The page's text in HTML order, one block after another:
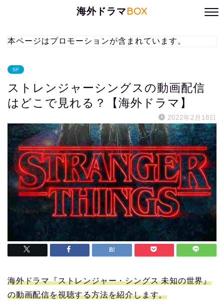
海外ドラマBOX
本ページはプロモーションが含まれています。
SF
ストレンジャーシングスの動画配信
はどこで見れる？【海外ドラマ】
2022年2月18日
海外ドラマ『ストレンジャー・シングス 未知の世界』
の動画配信を視聴する方法を紹介します。